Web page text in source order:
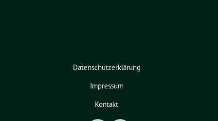
Datenschutzerklärung
Impressum
Kontakt